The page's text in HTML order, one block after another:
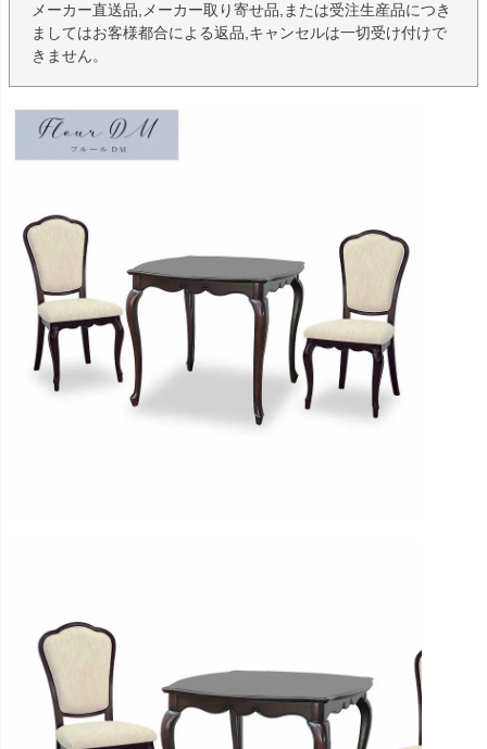
メーカー直送品,メーカー取り寄せ品,または受注生産品につき
ましてはお客様都合による返品,キャンセルは一切受け付けで
きません。